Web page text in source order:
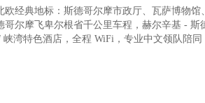
欧经典地标：斯德哥尔摩市政厅、瓦萨博物
哥尔摩飞卑尔根省千公里车程，赫尔辛基 -
峡湾特色酒店，全程 WiFi，专业中文领队陪同